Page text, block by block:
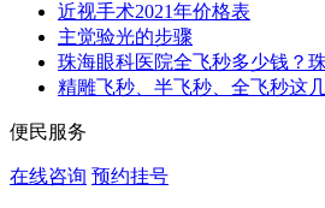
近视手术2021年价格表
主觉验光的步骤
珠海眼科医院全飞秒多少钱？
精雕飞秒、半飞秒、全飞秒这
便民服务
在线咨询 预约挂号